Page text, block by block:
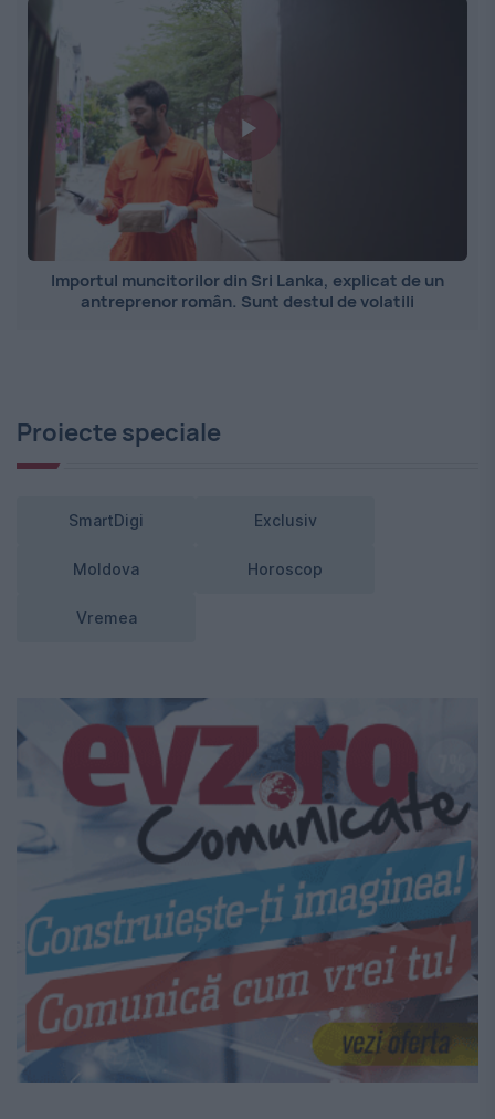
Importul muncitorilor din Sri Lanka, explicat de un
antreprenor român. Sunt destul de volatili
Proiecte speciale
SmartDigi Exclusiv
Moldova Horoscop
Vremea